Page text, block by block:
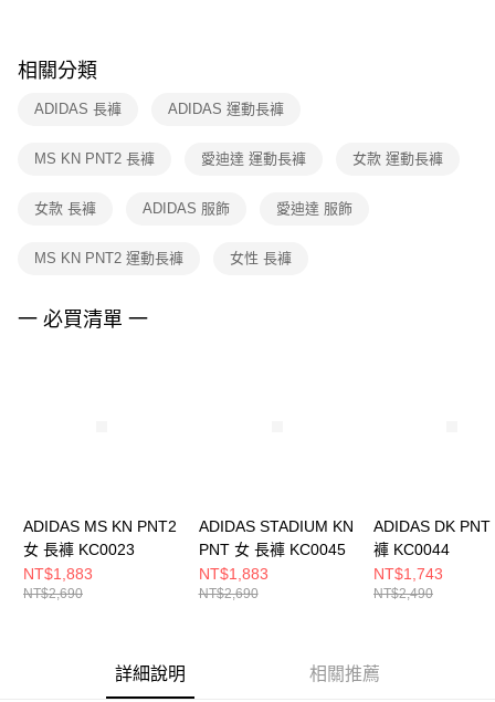
※ 交易是否成功請以「AFTEE先享後付 」之結帳頁面顯示為準，若有關於
是否繳費成功／繳費後需取消欲退款等相關疑問，請聯繫「AFTEE先享後付
客戶支援中心」https://netprotections.freshdesk.com/support/home
１．透過由恩沛科技股份有限公司提供之「AFTEE先享後付」服務完成之交
權轉讓予恩沛科技股份有限公司。
３．未成年的使用者請事先徵得法定代理人或監護人之同意方可使用
４．使用「AFTEE先享後付」時，將依據個別帳號之用戶狀況，依本公司即
相關分類
ADIDAS 長褲 ADIDAS 運動長褲
MS KN PNT2 長褲 愛迪達 運動長褲 女款 運動長褲
女款 長褲 ADIDAS 服飾 愛迪達 服飾
MS KN PNT2 運動長褲 女性 長褲
一 必買清單 一
ADIDAS MS KN PNT2
女 長褲 KC0023
NT$1,883
NT$2,690
ADIDAS STADIUM KN
PNT 女 長褲 KC0045
NT$1,883
NT$2,690
ADIDAS DK PNT
褲 KC0044
NT$1,743
NT$2,490
詳細說明 相關推薦